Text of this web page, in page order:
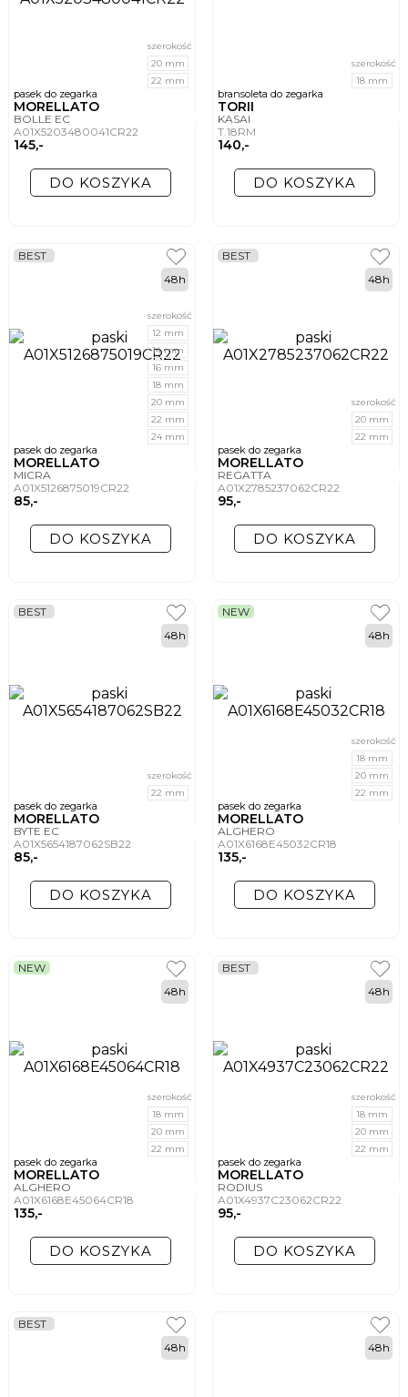
pasek do zegarka
MORELLATO
BOLLE EC
A01X5203480041CR22
145,-
szerokość
20 mm
22 mm
DO KOSZYKA
bransoleta do zegarka
TORII
KASAI
T.18RM
140,-
szerokość
18 mm
DO KOSZYKA
pasek do zegarka
MORELLATO
MICRA
A01X5126875019CR22
85,-
BEST
szerokość
12 mm
14 mm
16 mm
18 mm
20 mm
22 mm
24 mm
48h
DO KOSZYKA
pasek do zegarka
MORELLATO
REGATTA
A01X2785237062CR22
95,-
BEST
szerokość
20 mm
22 mm
48h
DO KOSZYKA
pasek do zegarka
MORELLATO
BYTE EC
A01X5654187062SB22
85,-
BEST
szerokość
22 mm
48h
DO KOSZYKA
pasek do zegarka
MORELLATO
ALGHERO
A01X6168E45032CR18
135,-
NEW
szerokość
18 mm
20 mm
22 mm
48h
DO KOSZYKA
pasek do zegarka
MORELLATO
ALGHERO
A01X6168E45064CR18
135,-
NEW
szerokość
18 mm
20 mm
22 mm
48h
DO KOSZYKA
pasek do zegarka
MORELLATO
RODIUS
A01X4937C23062CR22
95,-
BEST
szerokość
18 mm
20 mm
22 mm
48h
DO KOSZYKA
BEST
48h 48h